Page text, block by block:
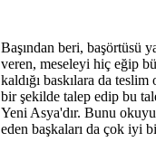
Başından beri, başörtüsü
veren, meseleyi hiç eğip
kaldığı baskılara da teslim
bir şekilde talep edip bu
Yeni Asya'dır. Bunu
eden başkaları da çok iyi